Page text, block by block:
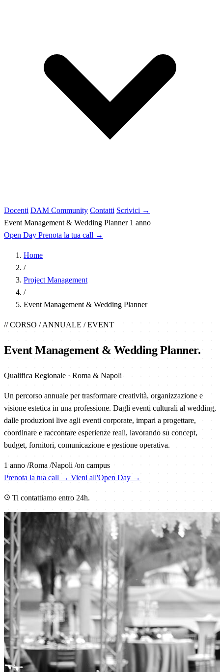
Docenti DAM Community Contatti Scrivici →
Event Management & Wedding Planner 1 anno
Open Day Prenota la tua call →
Home
/
Project Management
/
Event Management & Wedding Planner
// CORSO / ANNUALE / EVENT
Event Management & WeddingPlanner.
Qualifica Regionale · Roma & Napoli
Un percorso annuale per trasformare creatività, organizzazione e
visione estetica in una professione. Dagli eventi culturali al wedding,
dalle produzioni live agli eventi corporate, impari a progettare,
coordinare e raccontare esperienze reali, lavorando su concept,
budget, fornitori, comunicazione e gestione operativa.
1 anno /Roma /Napoli /on campus
Prenota la tua call → Vieni all'Open Day →
Ti contattiamo entro 24h.